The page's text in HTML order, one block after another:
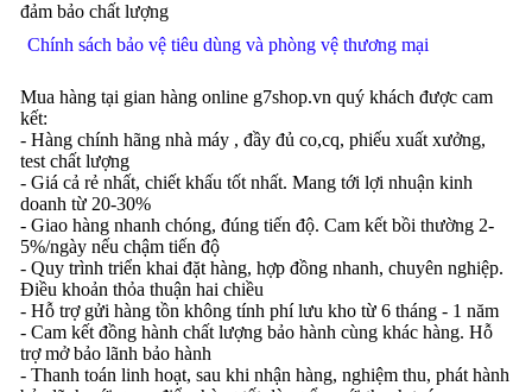
đảm bảo chất lượng
Chính sách bảo vệ tiêu dùng và phòng vệ thương mại
Mua hàng tại gian hàng online g7shop.vn quý khách được cam
kết:
- Hàng chính hãng nhà máy , đầy đủ co,cq, phiếu xuất xưởng,
test chất lượng
- Giá cả rẻ nhất, chiết khấu tốt nhất. Mang tới lợi nhuận kinh
doanh từ 20-30%
- Giao hàng nhanh chóng, đúng tiến độ. Cam kết bồi thường 2-
5%/ngày nếu chậm tiến độ
- Quy trình triển khai đặt hàng, hợp đồng nhanh, chuyên nghiệp.
Điều khoản thỏa thuận hai chiều
- Hỗ trợ gửi hàng tồn không tính phí lưu kho từ 6 tháng - 1 năm
- Cam kết đồng hành chất lượng bảo hành cùng khác hàng. Hỗ
trợ mở bảo lãnh bảo hành
- Thanh toán linh hoạt, sau khi nhận hàng, nghiệm thu, phát hành